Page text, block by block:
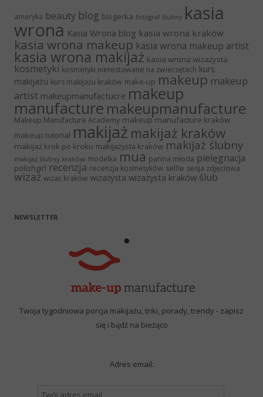
ameryka beauty blog blogerka fotograf ślubny kasia
wrona Kasia Wrona blog kasia wrona kraków
kasia wrona makeup kasia wrona makeup artist
kasia wrona makijaż kasia wrona wizażysta
kosmetyki kosmetyki nietestowane na zwierzętach kurs
makijażu kurs makijażu kraków make-up makeup makeup
artist makeupmanufactucre makeup
manufacture makeupmanufacture
Makeup Manufacture Academy makeup manufacture kraków
makeup tutorial makijaż makijaż kraków
makijaż krok po kroku makijażysta kraków makijaż ślubny
makijaż ślubny kraków modelka mua panna młoda pielęgnacja
polishgirl recenzja recenzja kosmetyków selfie sesja zdjęciowa
wizaż wizaż kraków wizażysta wizażysta kraków ślub
NEWSLETTER
Twoja tygodniowa porcja makijażu, triki, porady, trendy - zapisz
się i bądź na bieżąco
Adres email: